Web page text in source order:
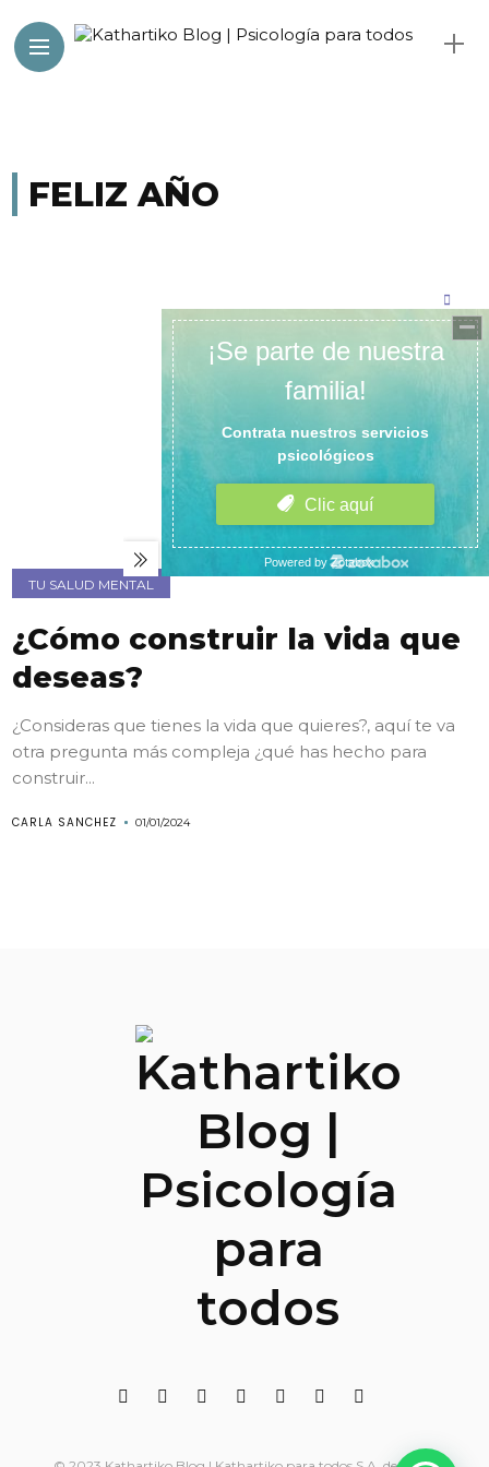
FELIZ AÑO
TU SALUD MENTAL
¿Cómo construir la vida que
deseas?
¿Consideras que tienes la vida que quieres?, aquí te va
otra pregunta más compleja ¿qué has hecho para
construir...
CARLA SANCHEZ 01/01/2024